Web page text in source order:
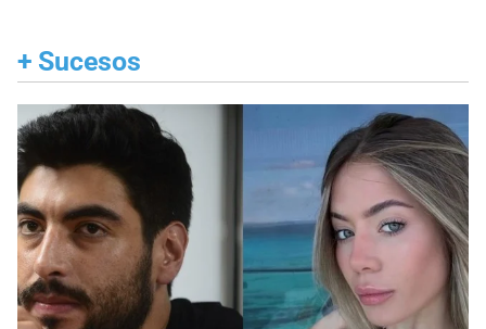
+ Sucesos